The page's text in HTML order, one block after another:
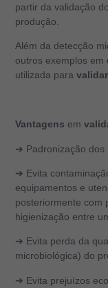
partir da validação
produção.
Além da detecção
outros exemplos em
utilizada para
Vantagens em
➔ Padronização dos
➔ Evita
equipamentos e
posteriormente com
higienização entre
➔ Evita perda da
microbiológica) do
➔ Evita prejuízos